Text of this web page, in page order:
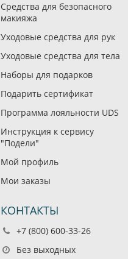
Средства для безопасного
макияжа
Уходовые средства для рук
Уходовые средства для тела
Наборы для подарков
Подарить сертификат
Программа лояльности UDS
Инструкция к сервису
"Подели"
Мой профиль
Мои заказы
КОНТАКТЫ
+7 (800) 600-33-26
Без выходных